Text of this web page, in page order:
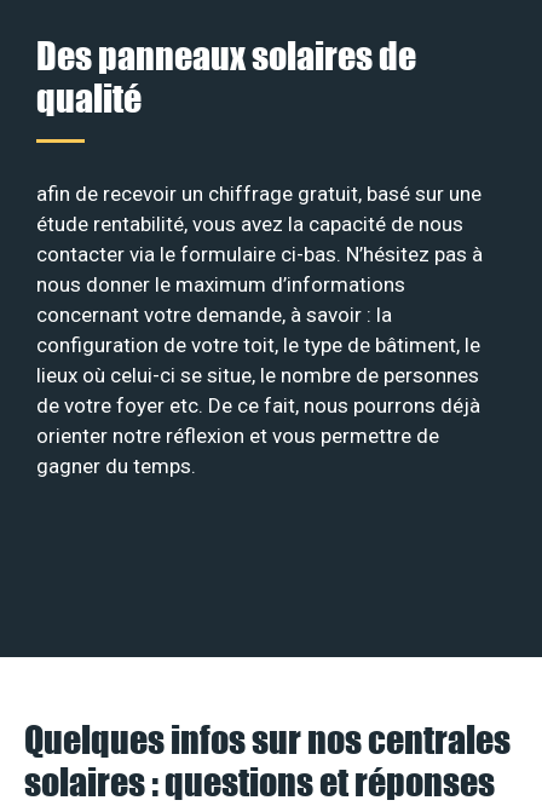
Des panneaux solaires de
qualité
afin de recevoir un chiffrage gratuit, basé sur une
étude rentabilité, vous avez la capacité de nous
contacter via le formulaire ci-bas. N’hésitez pas à
nous donner le maximum d’informations
concernant votre demande, à savoir : la
configuration de votre toit, le type de bâtiment, le
lieux où celui-ci se situe, le nombre de personnes
de votre foyer etc. De ce fait, nous pourrons déjà
orienter notre réflexion et vous permettre de
gagner du temps.
Quelques infos sur nos centrales
solaires : questions et réponses